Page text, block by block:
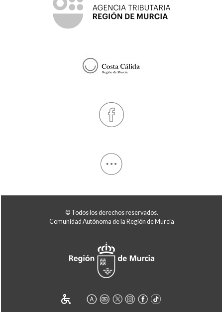
© Todos los derechos reservados.
Comunidad Autónoma de la Región de Murcia